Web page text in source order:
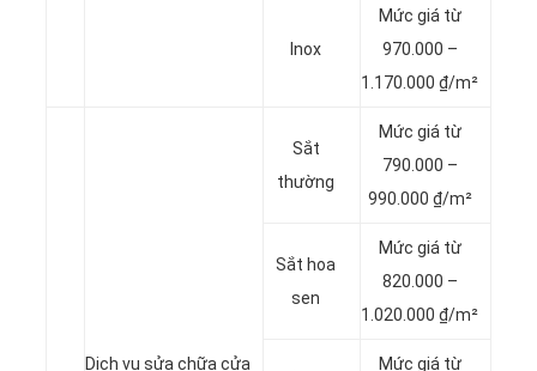
Inox
Mức giá từ
970.000 –
1.170.000 ₫/m²
Dịch vụ sửa chữa cửa
Sắt
thường
Mức giá từ
790.000 –
990.000 ₫/m²
Sắt hoa
sen
Mức giá từ
820.000 –
1.020.000 ₫/m²
Mức giá từ